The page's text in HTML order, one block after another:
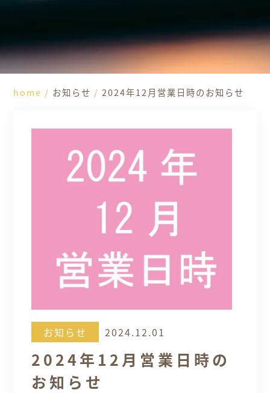
home / お知らせ /2024年12月営業日時のお知らせ
お知らせ 2024.12.01
2024年12月営業日時の
お知らせ